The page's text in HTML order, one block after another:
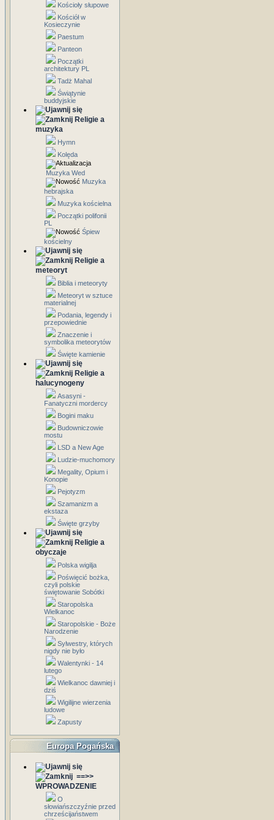
Kościoły słupowe
Kościół w
Kosieczynie
Paestum
Panteon
Początki
architektury PL
Tadż Mahal
Świątynie
buddyjskie
Religie a
muzyka
Hymn
Kolęda
Muzyka Wed
Muzyka
hebrajska
Muzyka kościelna
Początki polifonii
PL
Śpiew
kościelny
Religie a
meteoryt
Biblia i meteoryty
Meteoryt w sztuce
materialnej
Podania, legendy i
przepowiednie
Znaczenie i
symbolika meteorytów
Święte kamienie
Religie a
halucynogeny
Asasyni -
Fanatyczni mordercy
Bogini maku
Budowniczowie
mostu
LSD a New Age
Ludzie-muchomory
Megality, Opium i
Konopie
Pejotyzm
Szamanizm a
ekstaza
Święte grzyby
Religie a
obyczaje
Polska wigilja
Poświęcić bożka,
czyli polskie
świętowanie Sobótki
Staropolska
Wielkanoc
Staropolskie - Boże
Narodzenie
Sylwestry, których
nigdy nie było
Walentynki - 14
lutego
Wielkanoc dawniej i
dziś
Wigilijne wierzenia
ludowe
Zapusty
Europa Pogańska
==>>
WPROWADZENIE
O
słowiańszczyźnie przed
chrześcijaństwem